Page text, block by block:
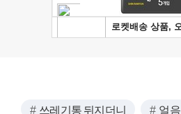
쓰레기통 뒤지더니 얼음